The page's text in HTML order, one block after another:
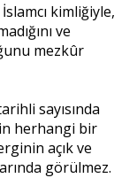
kimliğiyle,
ve
mezkûr
sayısında
herhangi bir
açık ve
görülmez.